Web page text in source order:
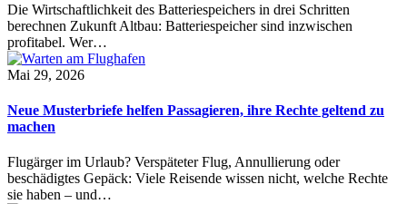
Die Wirtschaftlichkeit des Batteriespeichers in drei Schritten
berechnen Zukunft Altbau: Batteriespeicher sind inzwischen
profitabel. Wer…
Mai 29, 2026
Neue Musterbriefe helfen Passagieren, ihre Rechte geltend zu
machen
Flugärger im Urlaub? Verspäteter Flug, Annullierung oder
beschädigtes Gepäck: Viele Reisende wissen nicht, welche Rechte
sie haben – und…